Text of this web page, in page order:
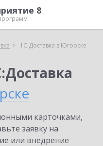
8
1С:Доставка в Югорске
карточками,
заявку на
или внедрение